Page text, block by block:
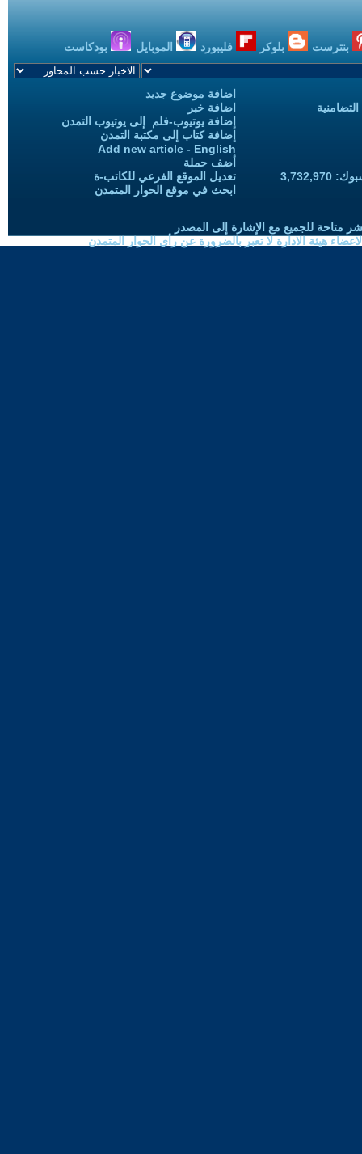
بنترست بلوكر فليبورد الموبايل بودكاست
اضافة موضوع جديد
اضافة خبر
إضافة يوتيوب-فلم إلى يوتيوب التمدن
إضافة كتاب إلى مكتبة التمدن
Add new article - English
أضف حملة
تعديل الموقع الفرعي للكاتب-ة
ابحث في موقع الحوار المتمدن
متاحة للجميع مع الإشارة إلى المصدر
هيئة الادارة لا تعبر بالضرورة عن رأي الحوار المتمدن